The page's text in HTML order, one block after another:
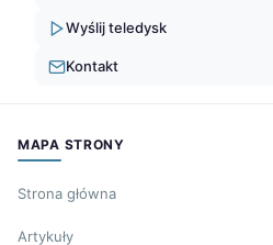
Wyślij teledysk
Kontakt
MAPA STRONY
Strona główna
Artykuły